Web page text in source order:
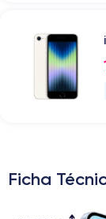
Ficha